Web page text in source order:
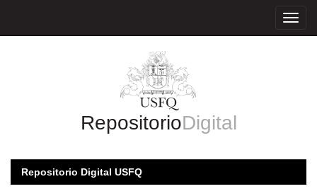
RepositorioDigital
Repositorio Digital USFQ